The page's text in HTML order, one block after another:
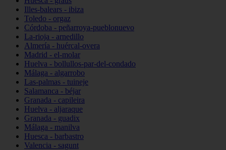
Illes-balears - ibiza
Toledo - orgaz
Córdoba - peñarroya-pueblonuevo
La-rioja - arnedillo
Almería - huércal-overa
Madrid - el-molar
Huelva - bollullos-par-del-condado
Málaga - algarrobo
Las-palmas - tuineje
Salamanca - béjar
Granada - capileira
Huelva - aljaraque
Granada - guadix
Málaga - manilva
Huesca - barbastro
Valencia - sagunt